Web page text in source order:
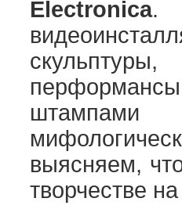
Electronica.
штампами
выясняем,
творчестве